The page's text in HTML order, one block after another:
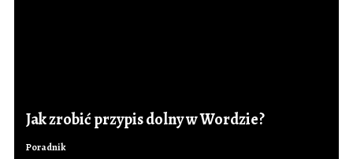
Jak zrobić przypis dolny w Wordzie?
Poradnik